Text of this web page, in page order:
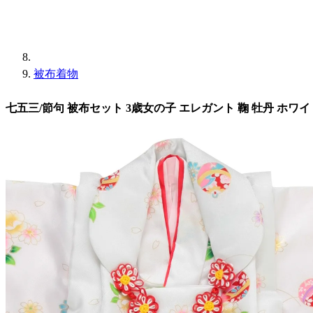
被布着物
七五三/節句 被布セット 3歳女の子 エレガント 鞠 牡丹 ホワイ